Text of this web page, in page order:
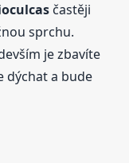
častěji
sprchu.
je zbavíte
dýchat a bude